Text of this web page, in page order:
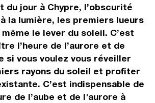
du jour à Chypre, l’obscurité
la lumière, les premiers lueurs
le lever du soleil. C’est
l’heure de l’aurore et de
si vous voulez vous réveiller
rayons du soleil et profiter
C’est indispensable de
de l’aube et de l'aurore à